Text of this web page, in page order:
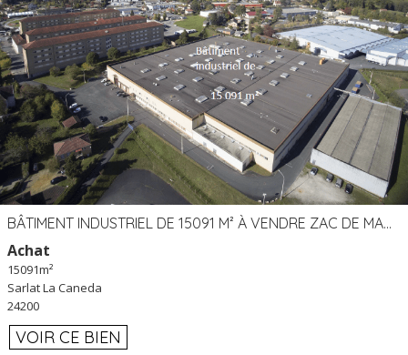
BÂTIMENT INDUSTRIEL DE 15091 M² À VENDRE ZAC DE MADRAZÈS À SARLAT (24)
Achat
15091m²
Sarlat La Caneda
24200
VOIR CE BIEN